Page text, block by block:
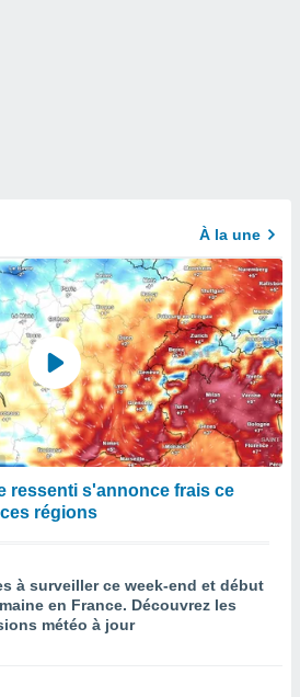
À la une
ressenti s'annonce frais ce
régions
à surveiller ce week-end et début
en France. Découvrez les
météo à jour